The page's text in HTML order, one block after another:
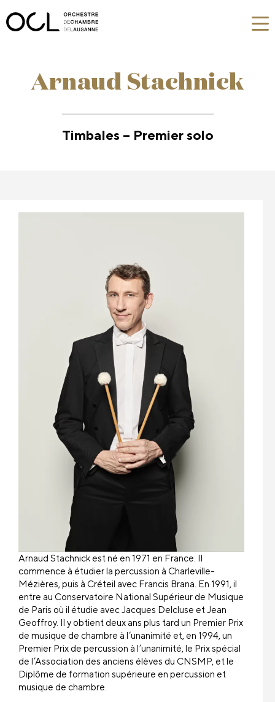
Arnaud Stachnick
Timbales – Premier solo
Arnaud Stachnick est né en 1971 en France. Il
commence à étudier la percussion à Charleville-
Mézières, puis à Créteil avec Francis Brana. En 1991, il
entre au Conservatoire National Supérieur de Musique
de Paris où il étudie avec Jacques Delcluse et Jean
Geoffroy. Il y obtient deux ans plus tard un Premier Prix
de musique de chambre à l’unanimité et, en 1994, un
Premier Prix de percussion à l’unanimité, le Prix spécial
de l’Association des anciens élèves du CNSMP, et le
Diplôme de formation supérieure en percussion et
musique de chambre.